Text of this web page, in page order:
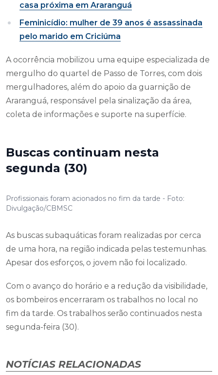
casa próxima em Araranguá
Feminicídio: mulher de 39 anos é assassinada
pelo marido em Criciúma
A ocorrência mobilizou uma equipe especializada de
mergulho do quartel de Passo de Torres, com dois
mergulhadores, além do apoio da guarnição de
Araranguá, responsável pela sinalização da área,
coleta de informações e suporte na superfície.
Buscas continuam nesta
segunda (30)
Profissionais foram acionados no fim da tarde - Foto:
Divulgação/CBMSC
As buscas subaquáticas foram realizadas por cerca
de uma hora, na região indicada pelas testemunhas.
Apesar dos esforços, o jovem não foi localizado.
Com o avanço do horário e a redução da visibilidade,
os bombeiros encerraram os trabalhos no local no
fim da tarde. Os trabalhos serão continuados nesta
segunda-feira (30).
NOTÍCIAS RELACIONADAS